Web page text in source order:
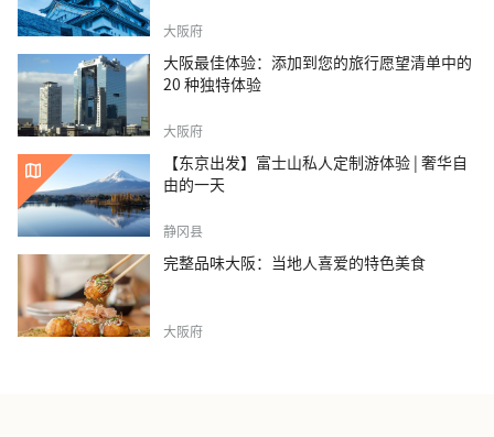
大阪府
大阪最佳体验：添加到您的旅行愿望清单中的
20 种独特体验
大阪府
【东京出发】富士山私人定制游体验 | 奢华自
由的一天
静冈县
完整品味大阪：当地人喜爱的特色美食
大阪府